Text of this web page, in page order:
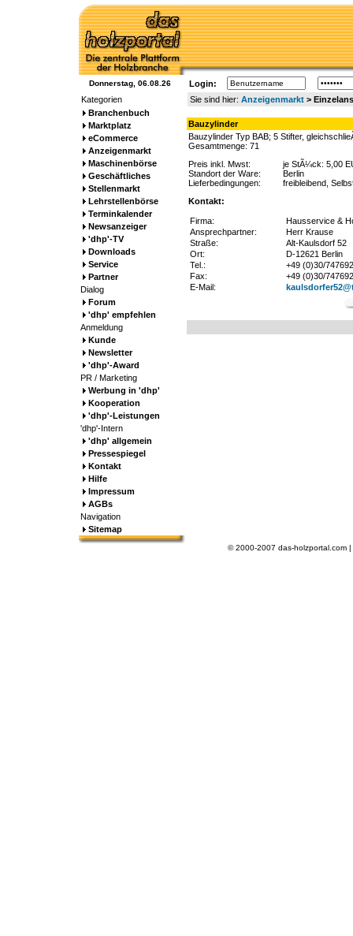
Donnerstag, 06.08.26
Login:
Kategorien
Sie sind hier: Anzeigenmarkt>
Branchenbuch
Marktplatz
eCommerce
Anzeigenmarkt
Maschinenbörse
Geschäftliches
Stellenmarkt
Lehrstellenbörse
Terminkalender
Newsanzeiger
'dhp'-TV
Downloads
Service
Partner
Dialog
Forum
'dhp' empfehlen
Anmeldung
Kunde
Newsletter
'dhp'-Award
PR / Marketing
Werbung in 'dhp'
Kooperation
'dhp'-Leistungen
'dhp'-Intern
'dhp' allgemein
Pressespiegel
Kontakt
Hilfe
Impressum
AGBs
Navigation
Sitemap
Bauzylinder
Bauzylinder Typ BAB; 5 Stifter,
Gesamtmenge: 71
Preis inkl. Mwst:
je StÃ¼ck: 5,00
Standort der Ware:
Berlin
Lieferbedingungen:
freibleibend,
Kontakt:
Firma:
Hausservice &
Ansprechpartner:
Herr Krause
Straße:
Alt-Kaulsdorf 52
Ort:
D-12621 Berlin
Tel.:
+49 (0)30/
Fax:
+49 (0)30/
E-Mail:
© 2000-2007 das-holzportal.com |